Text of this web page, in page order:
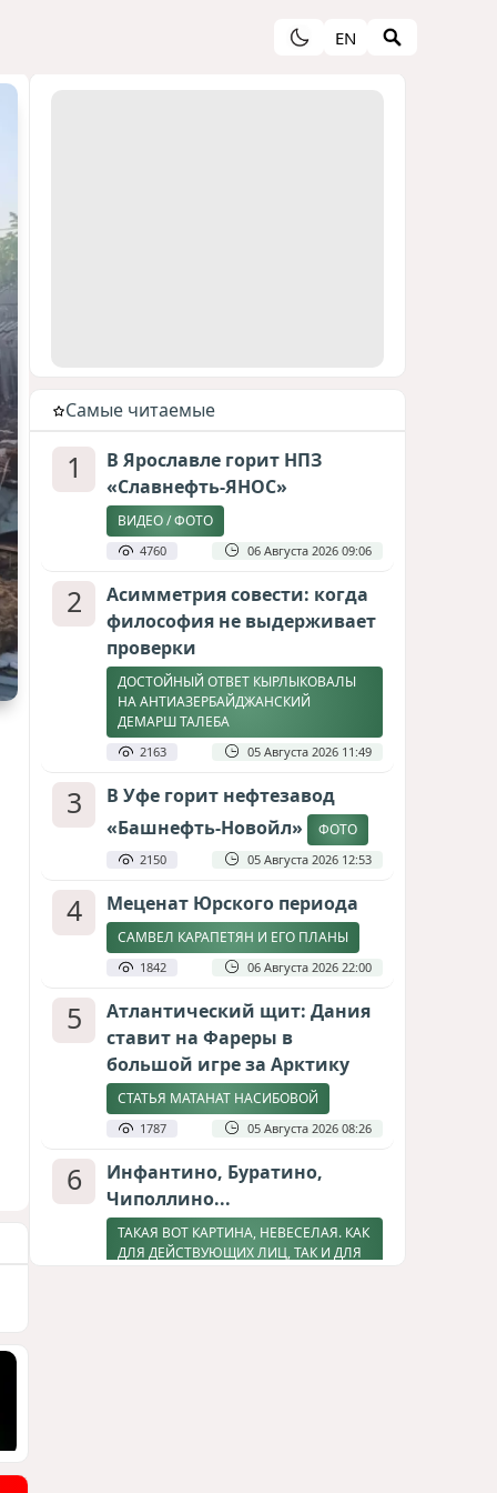
EN
Cамые читаемые
1
В Ярославле горит НПЗ
«Славнефть-ЯНОС»
ВИДЕО / ФОТО
4760 06 Августа 2026 09:06
2
Асимметрия совести: когда
философия не выдерживает
проверки
ДОСТОЙНЫЙ ОТВЕТ КЫРЛЫКОВАЛЫ
НА АНТИАЗЕРБАЙДЖАНСКИЙ
ДЕМАРШ ТАЛЕБА
2163 05 Августа 2026 11:49
3
В Уфе горит нефтезавод
«Башнефть-Новойл»
ФОТО
2150 05 Августа 2026 12:53
4 Меценат Юрского периода
САМВЕЛ КАРАПЕТЯН И ЕГО ПЛАНЫ
1842 06 Августа 2026 22:00
5
Атлантический щит: Дания
ставит на Фареры в
большой игре за Арктику
СТАТЬЯ МАТАНАТ НАСИБОВОЙ
1787 05 Августа 2026 08:26
6
Инфантино, Буратино,
Чиполлино...
ТАКАЯ ВОТ КАРТИНА, НЕВЕСЕЛАЯ. КАК
ДЛЯ ДЕЙСТВУЮЩИХ ЛИЦ, ТАК И ДЛЯ